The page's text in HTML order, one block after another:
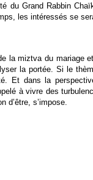
du Grand Rabbin
les intéressés se
la miztva du mariage
la portée. Si le
Et dans la
à vivre des
d’être, s’impose.